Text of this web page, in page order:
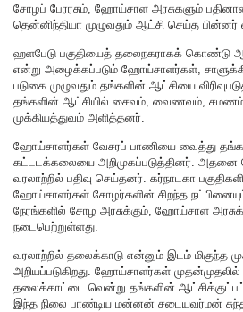
சோழப் பேரரசும், ஹோய்சாள அரசுகளும்
தென்னிந்தியா முழுவதும் ஆட்சி செய்த
ஹளபேடு பகுதியைத் தலைநகராகக் கொண்டு
என்று அழைக்கப்படும் ஹோய்சாளர்கள்,
படுகை முழுவதும் தங்களின் ஆட்சியை
தங்களின் ஆட்சியில் சைவம், வைணவம்,
முக்கியத்துவம் அளித்தனர்.
ஹோய்சாளர்கள் வேசரப் பாணியை வைத்து
கட்டடக்கலையை அறிமுகப்படுத்தினர்.
வரலாற்றில் பதிவு செய்தனர். கர்நாடகா
ஹோய்சாளர்கள் சோழர்களின் சிறந்த
நேரங்களில் சோழ அரசுக்கும், ஹோய்சாள
நடைபெற்றுள்ளது.
வரலாற்றில் தலைக்காடு என்னும் இடம் மிகுந்த
அறியப்படுகிறது. ஹோய்சாளர்கள்
தலைக்காட்டை வென்று தங்களின்
இந்த நிலை பாண்டிய மன்னன் சடையவர்மன்